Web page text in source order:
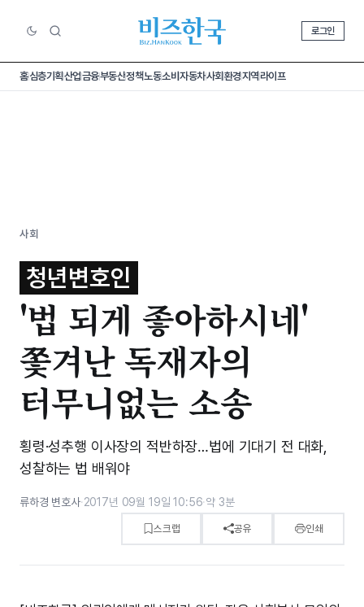
로그인
홈심층기획산업금융부동산정책노동소비 자동차사회환경지역라이프
사회
청년변호인
'법 되게 좋아하시네'
쫓겨난 독재자의
터무니없는 소송
횡령·성추행 이사장의 적반하장…법에 기대기 전 대화,
성찰하는 법 배워야
류하경 변호사·2017년 09월 19일 10:56·약 3분
스크랩 공유 인쇄